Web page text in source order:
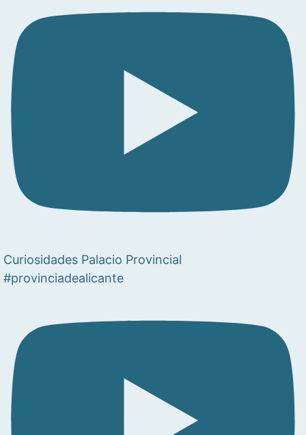
Curiosidades Palacio Provincial
#provinciadealicante